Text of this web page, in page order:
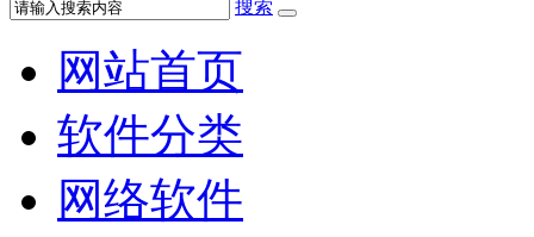
搜索
网站首页
软件分类
网络软件